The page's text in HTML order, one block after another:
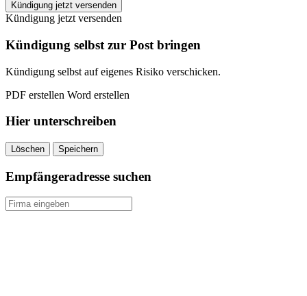
Fitness
Fabrik
kündigen
quantity
Kündigung jetzt versenden
Kündigung jetzt versenden
Kündigung selbst zur Post bringen
Kündigung selbst auf eigenes Risiko verschicken.
PDF erstellen Word erstellen
Hier unterschreiben
Löschen Speichern
Empfängeradresse suchen